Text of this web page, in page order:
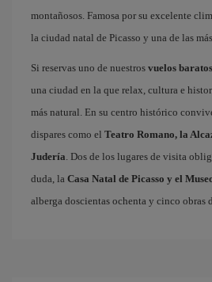
montañosos. Famosa por su excelente
la ciudad natal de Picasso y una de las
Si reservas uno de nuestros vuelos
una ciudad en la que relax, cultura e
más natural. En su centro histórico
dispares como el Teatro Romano, la
Judería . Dos de los lugares de visita
duda, la Casa Natal de Picasso y el
alberga doscientas ochenta y cinco obras